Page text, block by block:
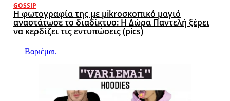
GOSSIP
Η φωτογραφία της με μikroσκοπικό μαγιό
αναστάτωσε το διαδίκτυο: Η Δώρα Παντελή ξέρει
να κερδίζει τις εντυπώσεις (pics)
Βαριέμαι.